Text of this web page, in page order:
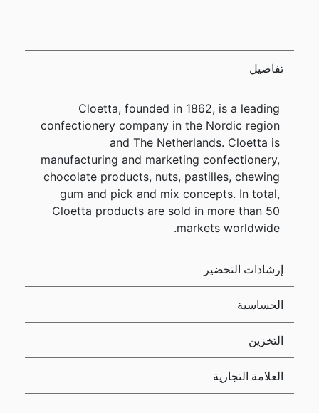
تفاصيل
Cloetta, founded in 1862, is a leading
confectionery company in the Nordic region
and The Netherlands. Cloetta is
manufacturing and marketing confectionery,
chocolate products, nuts, pastilles, chewing
gum and pick and mix concepts. In total,
Cloetta products are sold in more than 50
markets worldwide.
إرشادات التحضير
الحساسية
التخزين
العلامة التجارية